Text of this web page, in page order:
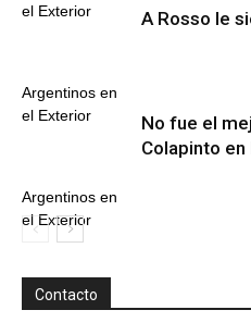
el Exterior
Argentinos en
el Exterior
A Rosso le
Argentinos en
el Exterior
No fue el
Colapinto en
Contacto